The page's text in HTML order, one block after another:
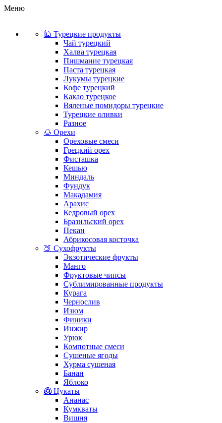
Меню
🕌 Турецкие продукты
Чай турецкий
Халва турецкая
Пишмание турецкая
Паста турецкая
Лукумы турецкие
Кофе турецкий
Какао турецкое
Вяленые помидоры турецкие
Турецкие оливки
Разное
🌰 Орехи
Ореховые смеси
Грецкий орех
Фисташка
Кешью
Миндаль
Фундук
Макадамия
Арахис
Кедровый орех
Бразильский орех
Пекан
Абрикосовая косточка
🍑 Сухофрукты
Экзотические фрукты
Манго
Фруктовые чипсы
Сублимированные продукты
Курага
Чернослив
Изюм
Финики
Инжир
Урюк
Компотные смеси
Сушеные ягоды
Хурма сушеная
Банан
Яблоко
🥝 Цукаты
Ананас
Кумкваты
Вишня